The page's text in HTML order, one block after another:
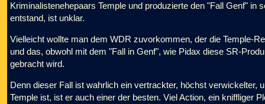
Kriminalistenehepaars Temple und produzierte den "Fall Genf"
entstand, ist unklar.
Vielleicht wollte man dem WDR zuvorkommen, der die Temple-
und das, obwohl mit dem "Fall in Genf", wie Pidax diese SR-
gebracht wird.
Denn dieser Fall ist wahrlich ein vertrackter, höchst verwickelter,
Temple ist, ist er auch einer der besten. Viel Action, ein kniffliger